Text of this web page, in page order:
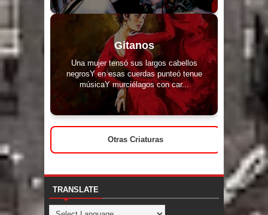
Gitanos
Una mujer tensó sus largos cabellos
negrosY en esas cuerdas punteó tenue
músicaY murciélagos con car...
Otras Criaturas
TRANSLATE